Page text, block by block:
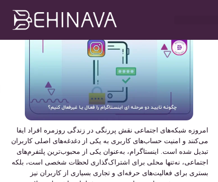
بهمن ۱۷, ۱۴۰۳ ۹:۰۰ ب٫ظ
امروزه شبکه‌های اجتماعی نقش پررنگی در زندگی روزمره افراد ایفا
می‌کنند و امنیت حساب‌های کاربری به یکی از دغدغه‌های اصلی کاربران
تبدیل شده است. اینستاگرام، به‌عنوان یکی از محبوب‌ترین پلتفرم‌های
اجتماعی، نه‌تنها محلی برای اشتراک‌گذاری لحظات شخصی است، بلکه
بستری برای فعالیت‌های حرفه‌ای و تجاری بسیاری از کاربران نیز